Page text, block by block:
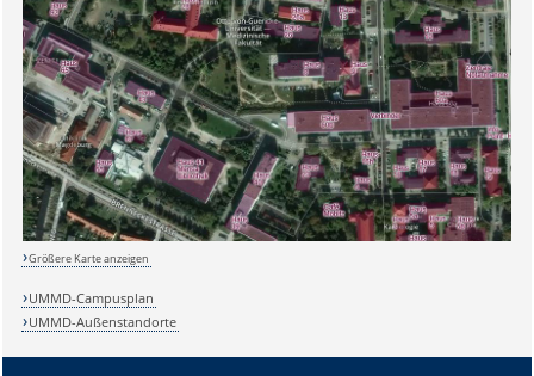
Sicherheitsabfrage:
Lösung:
Größere Karte anzeigen
UMMD-Campusplan
UMMD-Außenstandorte